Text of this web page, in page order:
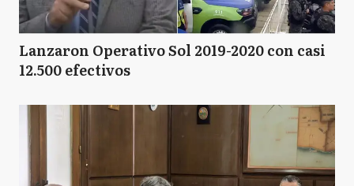
Lanzaron Operativo Sol 2019-2020 con casi
12.500 efectivos